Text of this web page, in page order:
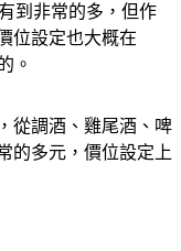
到非常的多，但作
位設定也大概在
。
從調酒、雞尾酒、啤
的多元，價位設定上